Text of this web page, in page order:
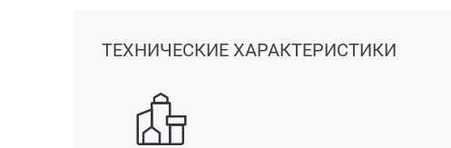
ТЕХНИЧЕСКИЕ ХАРАКТЕРИСТИКИ